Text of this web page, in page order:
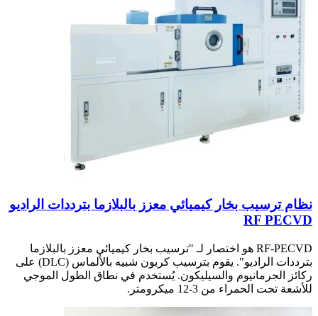
نظام ترسيب بخار كيميائي معزز بالبلازما بترددات الراديو
RF PECVD
RF-PECVD هو اختصار لـ "ترسيب بخار كيميائي معزز بالبلازما
بترددات الراديو". يقوم بترسيب كربون شبيه بالألماس (DLC) على
ركائز الجرمانيوم والسيليكون. يُستخدم في نطاق الطول الموجي
للأشعة تحت الحمراء من 3-12 ميكرومتر.